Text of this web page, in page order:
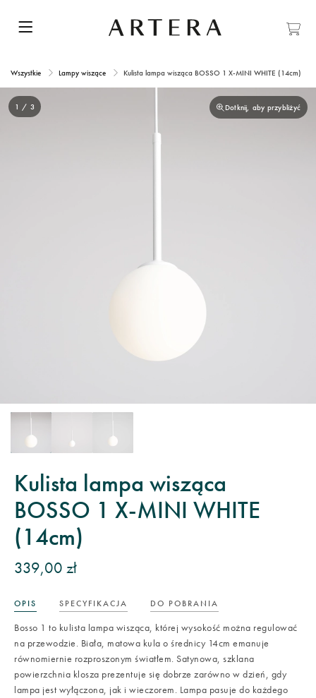
Wszystkie Lampy wiszące Kulista lampa wisząca BOSSO 1 X-MINI WHITE (14cm)
Dotknij, aby przybliżyć
1 / 3
Kulista lampa wisząca
BOSSO 1 X-MINI WHITE
(14cm)
339,00 zł
OPIS SPECYFIKACJA DO POBRANIA
Bosso 1 to kulista lampa wisząca, której wysokość można regulować
na przewodzie. Biała, matowa kula o średnicy 14cm emanuje
równomiernie rozproszonym światłem. Satynowa, szklana
powierzchnia klosza prezentuje się dobrze zarówno w dzień, gdy
lampa jest wyłączona, jak i wieczorem. Lampa pasuje do każdego